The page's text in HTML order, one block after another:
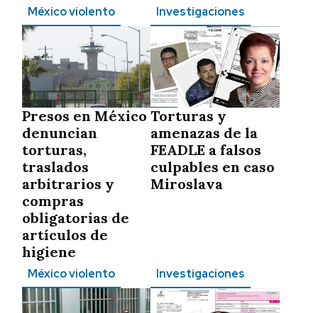
México violento
Presos en México
denuncian
torturas,
traslados
arbitrarios y
compras
obligatorias de
artículos de
higiene
Investigaciones
Torturas y
amenazas de la
FEADLE a falsos
culpables en caso
Miroslava
México violento Investigaciones